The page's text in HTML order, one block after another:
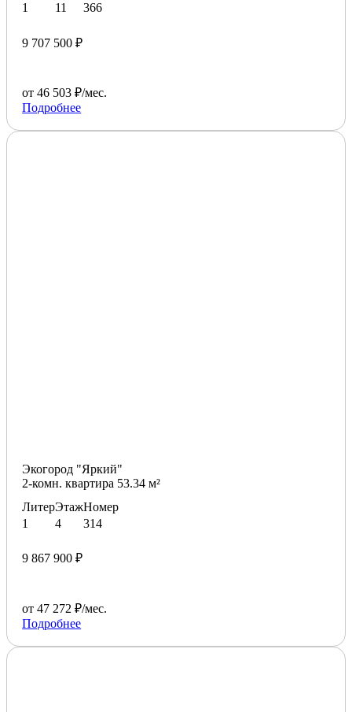
1
11
366
9 707 500 ₽
от 46 503 ₽/мес.
Подробнее
Экогород "Яркий"
2-комн. квартира 53.34 м²
Литер
1
Этаж
4
Номер
314
9 867 900 ₽
от 47 272 ₽/мес.
Подробнее